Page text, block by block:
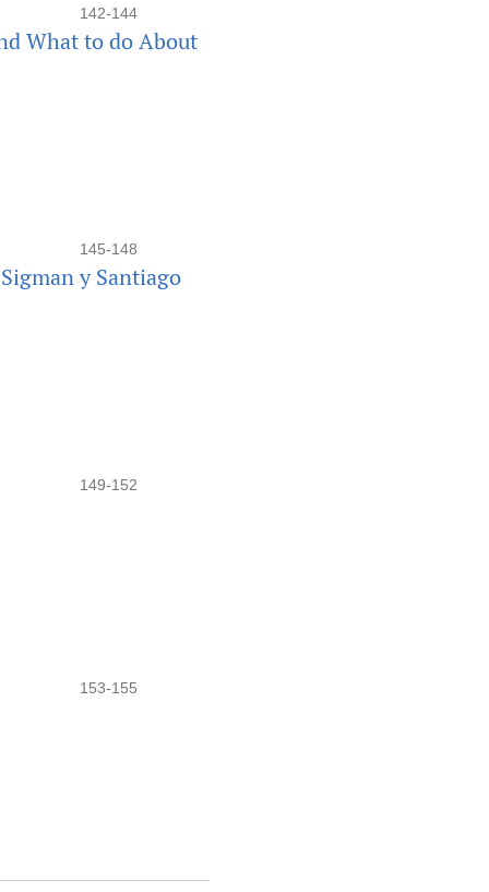
142-144
What to do About
145-148
y Santiago
149-152
153-155